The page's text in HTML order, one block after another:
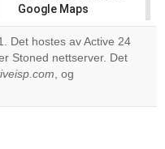
Google Maps
correctly.
Do you
own this
Det hostes av Active 24
Stoned nettserver. Det
, og